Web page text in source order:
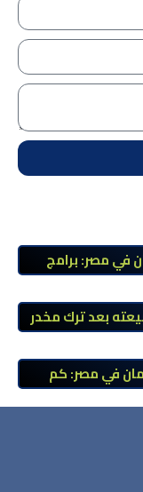
في مصر: برامج
بعد ترك مخدر
في مصر: كم
يشمله سعر